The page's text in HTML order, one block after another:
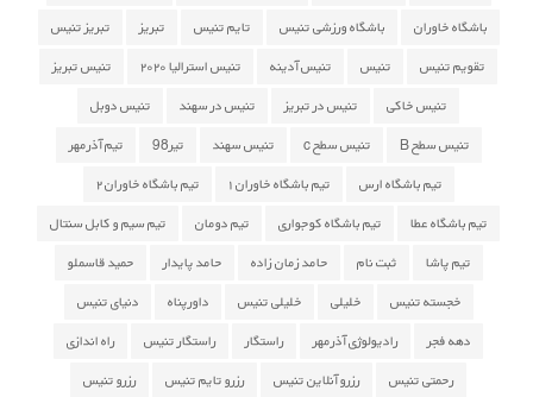
باشگاه خاوران باشگاه ورزشی تنیس تایم تنیس تبریز تبریز تنیس
تقویم تنیس تنیس تنیس آدینه تنیس استرالیا ۲۰۲۰ تنیس تبریز
تنیس خاکی تنیس در تبریز تنیس در سهند تنیس دوبل
تنیس سطح B تنیس سطح c تنیس سهند تیر98 تیم آذرمهر
تیم باشگاه ارس تیم باشگاه خاوران ۱ تیم باشگاه خاوران ۲
تیم باشگاه عطا تیم باشگاه کوجواری تیم دومان تیم سیم و کابل سنتال
تیم پاشا ثبت نام حامد زمان زاده حامد پایدار حمید قاسملو
خجسته تنیس خلیلی خلیلی تنیس داورپناه دنیای تنیس
دهه فجر رادیولوژی آذرمهر راستگار راستگار تنیس راه اندازی
رحمتی تنیس رزرو آنلاین تنیس رزرو تایم تنیس رزرو تنیس